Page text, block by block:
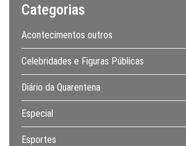
Categorias
Acontecimentos outros
Celebridades e Figuras Públicas
Diário da Quarentena
Especial
Esportes